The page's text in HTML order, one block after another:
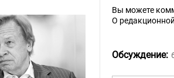
Вы можете
О
Обсуждение: